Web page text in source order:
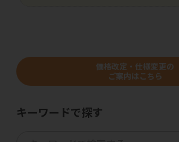
価格改定・仕様変更の
ご案内はこちら
キーワードで探す